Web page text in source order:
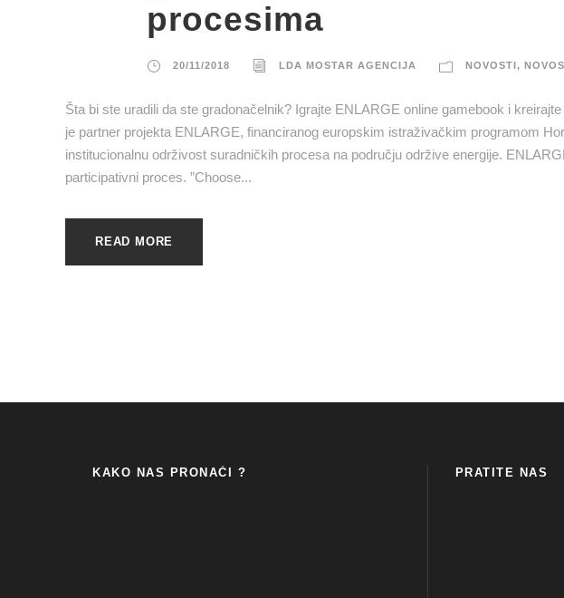
procesima
20/11/2018 LDA MOSTAR AGENCIJA NOVOSTI,
Šta bi ste uradili da ste gradonačelnik? Igrajte ENLARGE online gamebook i
je partner projekta ENLARGE, financiranog europskim istraživačkim programom
institucionalnu održivost suradničkih procesa na području održive energije.
participativni proces. ”Choose...
READ MORE
KAKO NAS PRONAĆI ? PRATITE NAS